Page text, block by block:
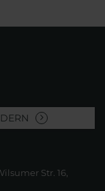
Str. 16,